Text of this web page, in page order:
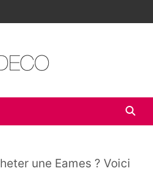
et du design
une Eames ? Voici